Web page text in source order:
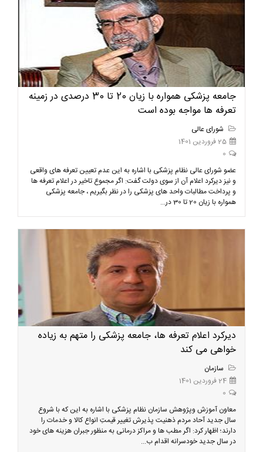
جامعه پزشکی همواره با زیان 20 تا 30 درصدی در زمینه
تعرفه ها مواجه بوده است
شورای عالی
25 فروردین 1401
0
عضو شورای عالی نظام پزشکی با اشاره به این عدم تعیین تعرفه های واقعی
و نیز دیرکرد اعلام آن از سوی دولت گفت: اگر مجموع تاخیر در اعلام تعرفه ها
و پرداخت مطالبات واحد های پزشکی را در نظر بگیریم ، جامعه پزشکی
همواره با زیان 20 تا 30 در...
دیرکرد اعلام تعرفه ها، جامعه پزشکی را متهم به زیاده
خواهی می کند
سازمان
24 فروردین 1401
0
معاون آموزش وپژوهش سازمان نظام پزشکی با اشاره به این که با شروع
سال جدید آحاد مردم ذهنیت پذیرش تغییر قیمتِ انواع کالا و خدمات را
دارند؛ اظهار کرد: اگر مطب ها و مراکز درمانی به منظور جبران هزینه های خود
در سال جدید خودسرانه اقدام ب...